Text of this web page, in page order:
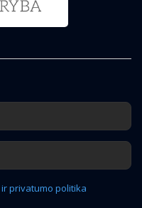
privatumo politika